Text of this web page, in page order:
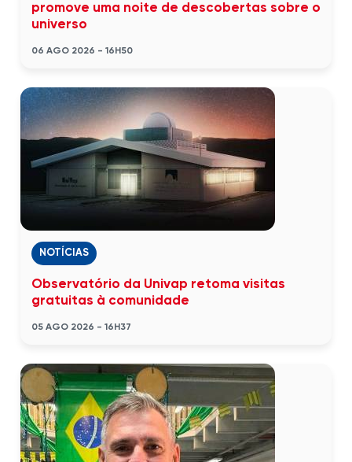
promove uma noite de descobertas sobre o
universo
06 AGO 2026 - 16H50
NOTÍCIAS
Observatório da Univap retoma visitas
gratuitas à comunidade
05 AGO 2026 - 16H37